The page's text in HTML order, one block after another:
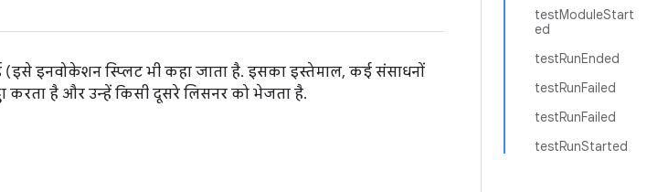
testModuleStart
ed
testRunEnded
testRunFailed
testRunFailed
testRunStarted
(इसे इनवोकेशन स्प्लिट भी कहा जाता है. इसका इस्तेमाल, कई संसाधनों
करता है और उन्हें किसी दूसरे लिसनर को भेजता है.